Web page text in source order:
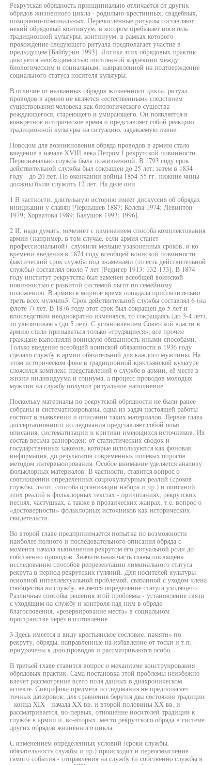
Рекрутская обрядность принципиально отличается от других
обрядов жизненного цикла - родильно-крестинных, свадебных,
похоронно-поминальных. Перечисленные ритуалы составляют
некий обрядовый континуум, в котором пребывает носитель
традиционной культуры, континуум, в рамках которого
прохождение следующего ритуала предполагает участие в
предыдущем [Байбурин 1993]. Логика этих обрядовых практик
диктуется необходимостью постоянной коррекции между
биологическим и социальным, направленной на подтверждение
социального статуса носителя культуры.
В отличие от названных обрядов жизненного цикла, ритуал
проводов в армию не является «естественным» следствием
существования человека как биологического существа -
рождающегося, стареющего и умирающего. Он появляется в
конкретное историческое время и представляет собой реакцию
традиционной культуры на ситуацию, задаваемую извне.
Поводом для возникновения обряда проводов в армию стало
введение в начале XVIII века Петром I рекрутской повинности.
Первоначально служба была пожизненной. В 1793 году срок
действительной службы был сокращен до 25 лет; затем в 1834
году - до 20 лет. По окончании войны 1854-55 гг. нижние чины
должны были служить 12 лет. На деле они
1 В частности, длительную историю имеет дискуссия об обрядах
инициации у славян [Чернышев 1887; Колева 1974; Левинтон
1979; Хорватова 1989; Балушок 1993; 1996].
2 И, надо думать, исчезнет с изменением способа комплектования
армии (например, в том случае, если армия станет
профессиональной). служили меньше узаконенных сроков, и ко
времени введения в 1874 году всеобщей воинской повинности
фактический срок службы под знаменами (то есть действительной
службы) составлял около 7 лет [Редигер 1913: 132-133]. В 1874
году институт рекрутства был заменен всеобщей воинской
повинностью с развитой системой льгот по семейному
положению. В армию в мирное время попадала приблизительно
треть всех мужчин3. Срок действительной службы составлял 6 (на
флоте 7) лет. В 1876 году этот срок был сокращен до 5 лет и
впоследствии неоднократно изменялся, то сокращаясь (до 3-4 лет),
то увеличиваясь (до 5 лет). С установлением Советской власти в
армию стали призываться только «трудящиеся»; все прочие
граждане выполняли воинскую обязанность иными способами.
Только введение всеобщей воинской обязанности в 1936 году
сделало службу в армии обязательной для каждого мужчины. На
этом историческом фоне в традиционной крестьянской культуре
сложился комплекс представлений о службе в армии, её месте в
жизни индивидуума и социума, а процесс проводов молодых
мужчин на службу получил ритуальное наполнение.
Поскольку материалы по рекрутской обрядности не были ранее
собраны и систематизированы, одна из задач настоящей работы
состоит в выявлении и описании таких материалов. Первая глава
диссертационного исследования представляет собой опыт
описания, систематизации и критики имеющихся источников. Их
состав весьма разнороден: от статистических сводок и
государственных законов, которые используются как фоновая
информация, до результатов современных полевых опросов
методом интервьюирования. Особое внимание уделяется анализу
фольклорных материалов. В частности, ставится вопрос о
соотношении определенных социокультурных реалий (сроков
службы, льгот, способа организации набора и пр.) и описаний
этих реалий в фольклорных текстах - причитаниях, рекрутских
песнях, частушках, а также в прозаических жанрах, т.е. вопрос о
«достоверности» фольклорных источников как исторических
свидетельств.
Во второй главе предпринимается попытка по возможности
наиболее полного и последовательного описания обряда с
момента начала выполнения рекрутом его ритуальной роли до
собственно проводов. Значительная часть главы посвящена
исследованию способов репрезентации лиминального статуса
рекрута в период рекрутских гуляний. Для носителей культуры
основной интеллектуальной проблемой, связанной с уходом члена
сообщества на службу, является определение статуса уходящего.
Различные способы решения этой проблемы - установление связи
с уходящим на службу и контроля над ним в обряде
благословения, «резервирование места» в социальном
пространстве через изготовление
3 Здесь имеется в виду крестьянское сословие. памяти» по
рекруту, обряды, направленные на избавление от тоски и т.п. -
приурочены к дню проводов и рассматриваются особо.
В третьей главе ставится вопрос о механизме конструирования
обрядовых практик. Сама постановка этой проблемы неизбежно
влечет рассмотрение всего поля данных в диахроническом
аспекте. Специфика предмета исследования не предполагает
точных датировок; для сравнения берутся два состояния традиции
- конца XIX - начала XX вв. и второй половины XX вв. и
рассматривается, во-первых, отношение носителей традиции к
службе в армии и, во-вторых, место рекрутского обряда в системе
других обрядов жизненного цикла.
С изменением определенных условий (сроки службы,
обязательность службы и пр.) происходит и переосмысление
самого события - отправления на службу (и собственно службы в